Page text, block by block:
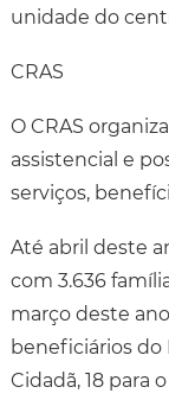
unidade do
CRAS
O CRAS
assistencial e
serviços,
Até abril deste
com 3.636
março deste
beneficiários do
Cidadã, 18 para